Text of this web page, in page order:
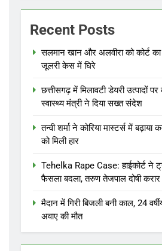
Recent Posts
सलमान खान और अलवीरा को कोर्ट का
जूलरी केस में घिरे
छत्तीसगढ़ में मिलावटी डेयरी उत्पादों
स्वास्थ्य मंत्री ने दिया सख्त संदेश
तन्वी शर्मा ने कोरिया मास्टर्स में बढ़ाया
को मिली हार
Tehelka Rape Case: हाईकोर्ट ने
फैसला बदला, तरुण तेजपाल दोषी करार
मैदान में गिरी बिजली बनी काल, 24
अवाए की मौत